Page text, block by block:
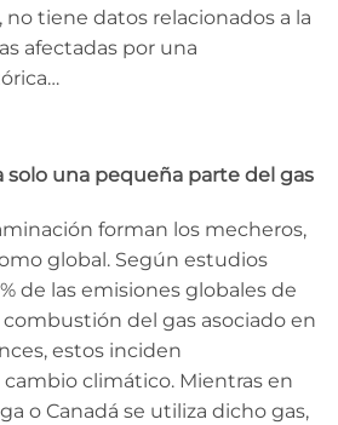
tiene datos relacionados a la
afectadas por una
solo una pequeña parte del gas
forman los mecheros,
global. Según estudios
de las emisiones globales de
combustión del gas asociado en
estos inciden
climático. Mientras en
o Canadá se utiliza dicho gas,